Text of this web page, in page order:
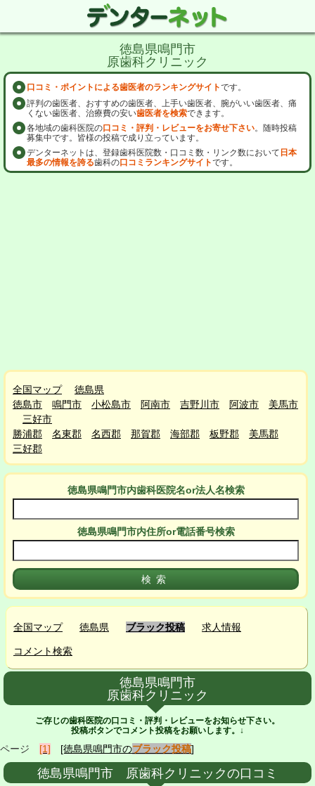
徳島県鳴門市
原歯科クリニック
口コミ・ポイントによる歯医者のランキングサイトです。
評判の歯医者、おすすめの歯医者、上手い歯医者、腕がいい歯医者、痛
くない歯医者、治療費の安い歯医者を検索できます。
各地域の歯科医院の口コミ・評判・レビューをお寄せ下さい。随時投稿
募集中です。皆様の投稿で成り立っています。
デンターネットは、登録歯科医院数・口コミ数・リンク数において 日本
最多の情報を誇る歯科の口コミランキングサイトです。
全国マップ
徳島県
徳島市
鳴門市 小松島市 阿南市 吉野川市 阿波市
美馬市
三好市
勝浦郡
名東郡 名西郡 那賀郡 海部郡 板野郡
美馬郡
三好郡
徳島県鳴門市内歯科医院名or法人名検索
徳島県鳴門市内住所or電話番号検索
全国マップ 徳島県 ブラック投稿 求人情報
コメント検索
徳島県鳴門市
原歯科クリニック
ご存じの歯科医院の口コミ・評判・レビューをお知らせ下さい。
投稿ボタンでコメント投稿をお願いします。↓
ページ [1] [徳島県鳴門市のブラック投稿]
徳島県鳴門市 原歯科クリニックの口コミ